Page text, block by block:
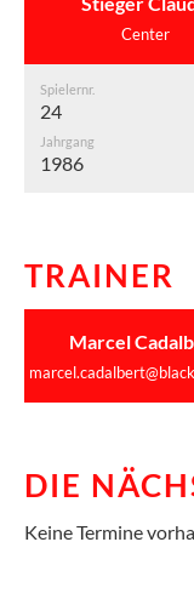
Center
Spielernr.
24
Jahrgang
1986
TRAINER
Marcel
DIE
Keine Termine